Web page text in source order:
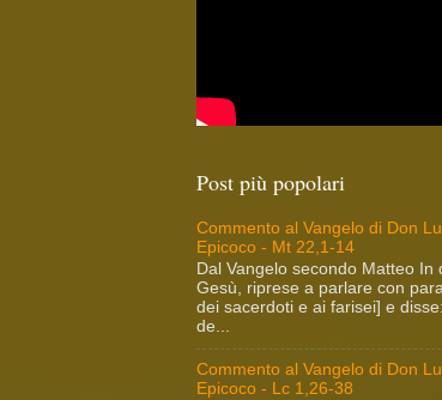
Post più popolari
Commento al Vangelo di Don
Epicoco - Mt 22,1-14
Dal Vangelo secondo Matteo In
Gesù, riprese a parlare con
dei sacerdoti e ai farisei] e
de...
Commento al Vangelo di Don
Epicoco - Lc 1,26-38